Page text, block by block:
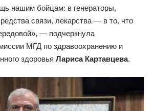
нашим бойцам: в генераторы,
связи, лекарства — в то, что
— подчеркнула
МГД по здравоохранению и
здоровья Лариса Картавцева.